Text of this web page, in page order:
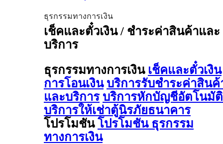
ธุรกรรมทางการเงิน
เช็คและตั๋วเงิน / ชำระค่าสินค้าและ
บริการ
ธุรกรรมทางการเงิน เช็คและตั๋วเงิน
การโอนเงิน บริการรับชำระค่าสินค้
และบริการ บริการหักบัญชีอัตโนมัติ
บริการให้เช่าตู้นิรภัยธนาคาร
โปรโมชัน โปรโมชัน ธุรกรรม
ทางการเงิน